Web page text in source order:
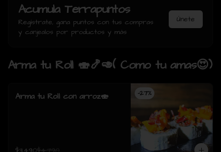
AcumulaTerrapuntos
Regístrate, gana puntos con tus compras
y canjealos por productos y más
Únete
Arma tu Roll 🍣🍤🥑( Como tu amas😍)
-27%
Arma tu Roll con arroz🍣